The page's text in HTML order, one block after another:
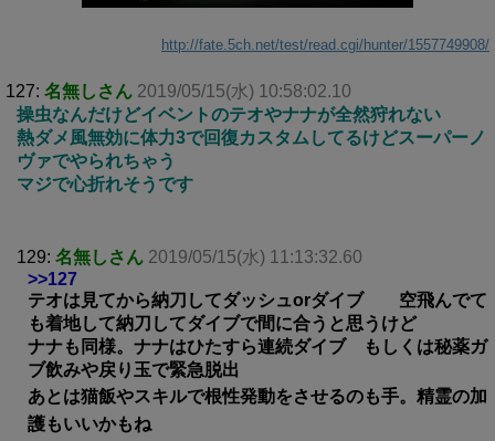
http://fate.5ch.net/test/read.cgi/hunter/1557749908/
127: 名無しさん 2019/05/15(水) 10:58:02.10
操虫なんだけどイベントのテオやナナが全然狩れない
熱ダメ風無効に体力3で回復カスタムしてるけどスーパーノ
ヴァでやられちゃう
マジで心折れそうです
129: 名無しさん 2019/05/15(水) 11:13:32.60
>>127
テオは見てから納刀してダッシュorダイブ 空飛んでて
も着地して納刀してダイブで間に合うと思うけど
ナナも同様。ナナはひたすら連続ダイブ もしくは秘薬ガ
ブ飲みや戻り玉で緊急脱出
あとは猫飯やスキルで根性発動をさせるのも手。精霊の加
護もいいかもね